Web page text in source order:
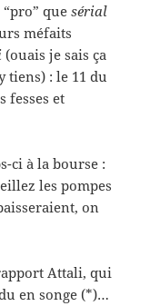
“pro” quesérial
méfaits
(ouais je sais ça
tiens) : le 11 du
fesses et
ci à la bourse :
les pompes
on
Attali, qui
en songe (*)…